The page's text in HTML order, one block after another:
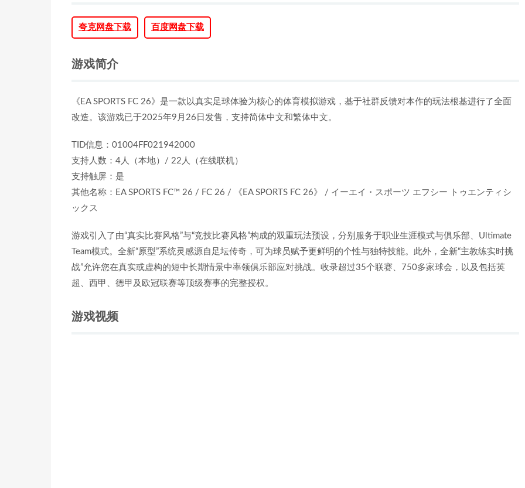
夸克网盘下载 百度网盘下载
游戏简介
《EA SPORTS FC 26》是一款以真实足球体验为核心的体育模拟游戏，基于社群反馈对本作的玩法根基进行了全面
改造。该游戏已于2025年9月26日发售，支持简体中文和繁体中文。
TID信息：01004FF021942000
支持人数：4人（本地）/ 22人（在线联机）
支持触屏：是
其他名称：EA SPORTS FC™ 26 / FC 26 / 《EA SPORTS FC 26》 / イーエイ・スポーツ エフシー トゥエンティシ
ックス
游戏引入了由“真实比赛风格”与“竞技比赛风格”构成的双重玩法预设，分别服务于职业生涯模式与俱乐部、Ultimate
Team模式。全新“原型”系统灵感源自足坛传奇，可为球员赋予更鲜明的个性与独特技能。此外，全新“主教练实时挑
战”允许您在真实或虚构的短中长期情景中率领俱乐部应对挑战。收录超过35个联赛、750多家球会，以及包括英
超、西甲、德甲及欧冠联赛等顶级赛事的完整授权。
游戏视频